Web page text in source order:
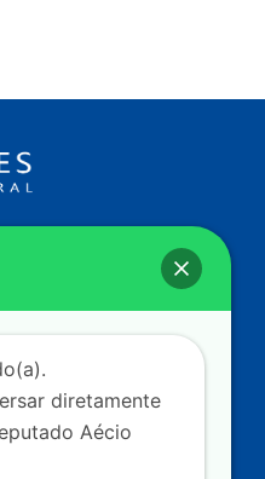
Ala C – Gabinete
diretamente
Aécio